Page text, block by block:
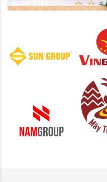
03/08/2026